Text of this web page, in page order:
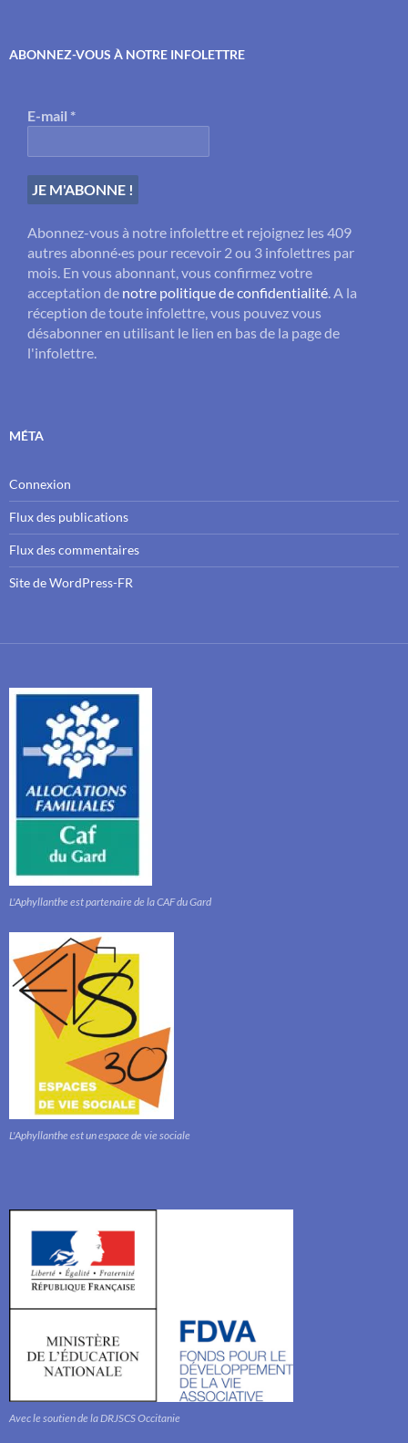
ABONNEZ-VOUS À NOTRE INFOLETTRE
E-mail *
Abonnez-vous à notre infolettre et rejoignez les 409
autres abonné·es pour recevoir 2 ou 3 infolettres par
mois. En vous abonnant, vous confirmez votre
acceptation de notre politique de confidentialité . A la
réception de toute infolettre, vous pouvez vous
désabonner en utilisant le lien en bas de la page de
l'infolettre.
MÉTA
Connexion
Flux des publications
Flux des commentaires
Site de WordPress-FR
L'Aphyllanthe est partenaire de la CAF du Gard
L'Aphyllanthe est un espace de vie sociale
Avec le soutien de la DRJSCS Occitanie